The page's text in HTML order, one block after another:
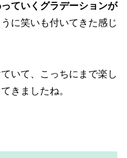
ていくグラデーションが
に笑いも付いてきた感じ
いて、こっちにまで楽し
きましたね。